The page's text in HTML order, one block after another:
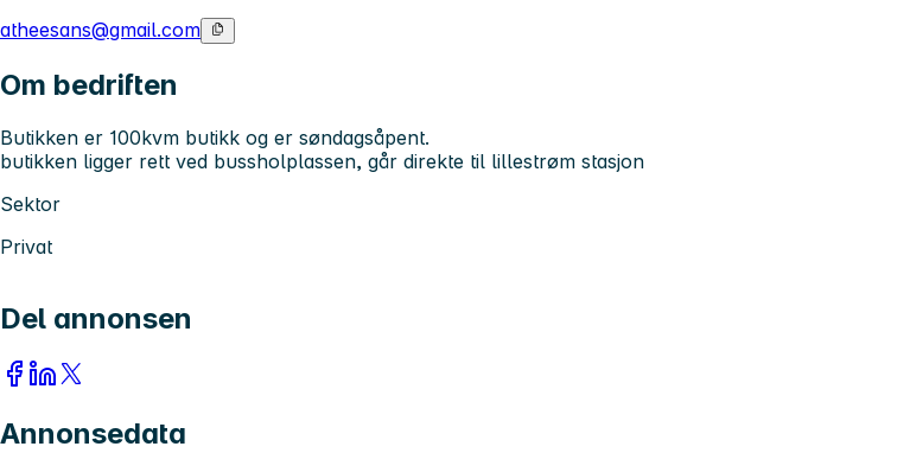
atheesans@gmail.com
Om bedriften
Butikken er 100kvm butikk og er søndagsåpent.
butikken ligger rett ved bussholplassen, går direkte til lillestrøm stasjon
Sektor
Privat
Del annonsen
Annonsedata